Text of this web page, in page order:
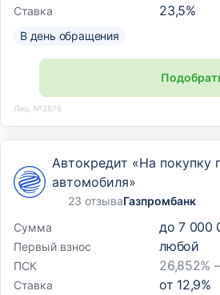
Ставка 23,5%
В день обращения
Лиц. №2876
Автокредит «На покупку
автомобиля»
23 отзываГазпромбанк
Сумма
до 7 000
Первый взнос любой
ПСК 26,852%
Ставка от 12,9%